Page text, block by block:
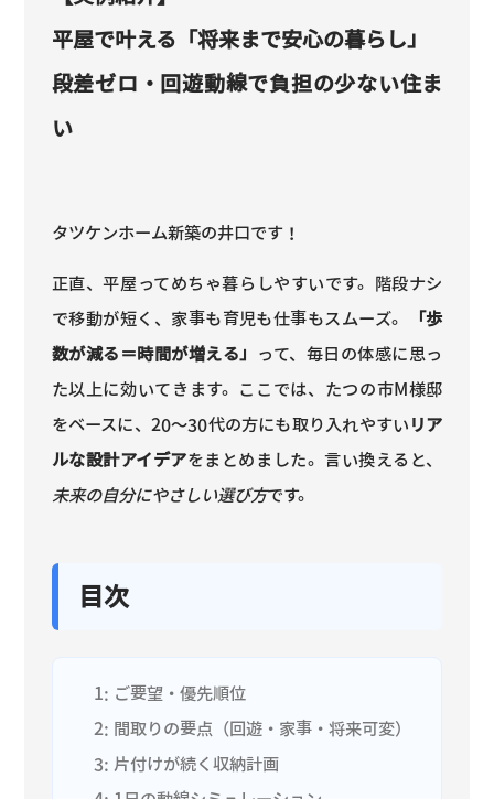
平屋で叶える「将来まで安心の暮らし」
段差ゼロ・回遊動線で負担の少ない住ま
い
タツケンホーム新築の井口です！
正直、平屋ってめちゃ暮らしやすいです。階段ナシ
で移動が短く、家事も育児も仕事もスムーズ。
「歩
数が減る＝時間が増える」
って、毎日の体感に思っ
た以上に効いてきます。ここでは、たつの市M様邸
をベースに、20〜30代の方にも取り入れやすい リア
ルな設計アイデアをまとめました。言い換えると、
未来の自分にやさしい選び方です。
目次
1: ご要望・優先順位
2: 間取りの要点（回遊・家事・将来可変）
3: 片付けが続く収納計画